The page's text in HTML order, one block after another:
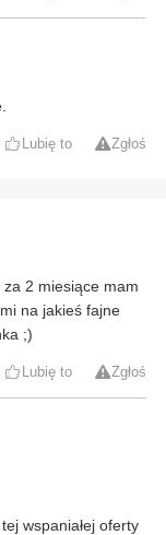
Lubię to Zgłoś
2 miesiące mam
na jakieś fajne
;)
Lubię to Zgłoś
wspaniałej oferty